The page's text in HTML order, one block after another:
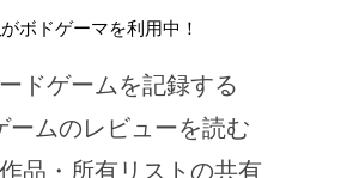
がボドゲーマを利用中！
ドゲームを記録する
ームのレビューを読む
品・所有リストの共有
新作・再入荷情報